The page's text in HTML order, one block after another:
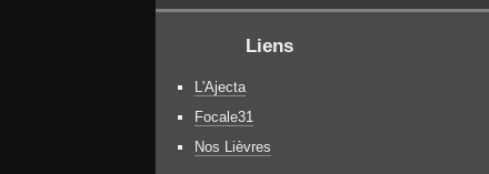
Liens
L'Ajecta
Focale31
Nos Lièvres